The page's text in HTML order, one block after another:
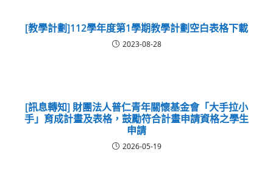
[教學計劃]112學年度第1學期教學計劃空白表格下載
2023-08-28
[訊息轉知] 財團法人普仁青年關懷基金會「大手拉小
手」育成計畫及表格，鼓勵符合計畫申請資格之學生
申請
2026-05-19